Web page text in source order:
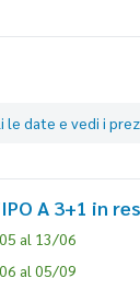
le date e vedi i
A 3+1 in
al 13/06
al 05/09